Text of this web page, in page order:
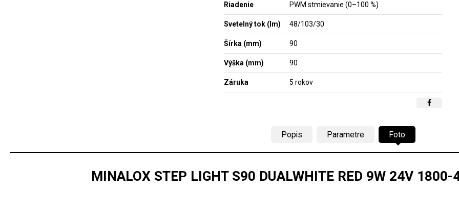
Riadenie PWM stmievanie (0–100 %)
Svetelný tok (lm) 48/103/30
Šírka (mm) 90
Výška (mm) 90
Záruka 5 rokov
Popis Parametre Foto
MINALOX STEP LIGHT S90 DUALWHITE RED 9W 24V